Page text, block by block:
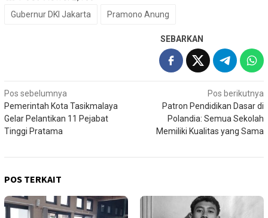
Gubernur DKI Jakarta Pramono Anung
SEBARKAN
Navigasi
pos
Pos sebelumnya
Pemerintah Kota Tasikmalaya
Gelar Pelantikan 11 Pejabat
Tinggi Pratama
Pos berikutnya
Patron Pendidikan Dasar di
Polandia: Semua Sekolah
Memiliki Kualitas yang Sama
POS TERKAIT